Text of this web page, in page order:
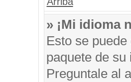
» ¡Mi idioma
Esto se
paquete de
Preguntale al